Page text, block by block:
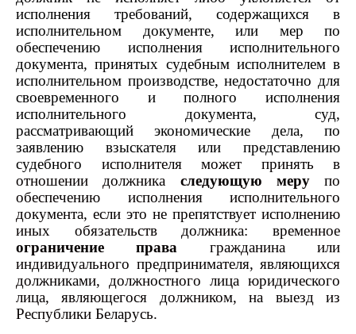
исполнения требований, содержащихся в
исполнительном документе, или мер по
обеспечению исполнения исполнительного
документа, принятых судебным исполнителем в
исполнительном производстве, недостаточно для
своевременного и полного исполнения
исполнительного документа, суд,
рассматривающий экономические дела, по
заявлению взыскателя или представлению
судебного исполнителя может принять в
отношении должника следующую мерупо
обеспечению исполнения исполнительного
документа, если это не препятствует исполнению
иных обязательств должника: временное
ограничение права гражданина или
индивидуального предпринимателя, являющихся
должниками, должностного лица юридического
лица, являющегося должником, на выезд из
Республики Беларусь.